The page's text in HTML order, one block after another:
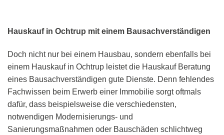
Hauskauf in Ochtrup mit einem Bausachverständigen
Doch nicht nur bei einem Hausbau, sondern ebenfalls bei
einem Hauskauf in Ochtrup leistet die Hauskauf Beratung
eines Bausachverständigen gute Dienste. Denn fehlendes
Fachwissen beim Erwerb einer Immobilie sorgt oftmals
dafür, dass beispielsweise die verschiedensten,
notwendigen Modernisierungs- und
Sanierungsmaßnahmen oder Bauschäden schlichtweg